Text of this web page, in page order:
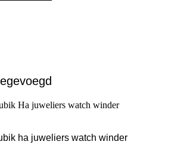
ha juweliers watch winder